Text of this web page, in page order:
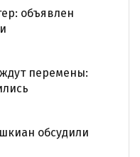
объявлен
перемены:
обсудили